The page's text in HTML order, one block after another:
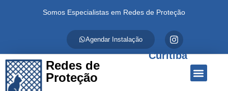
Somos Especialistas em Redes de Proteção
Agendar Instalação
Redes de
Proteção
Curitiba